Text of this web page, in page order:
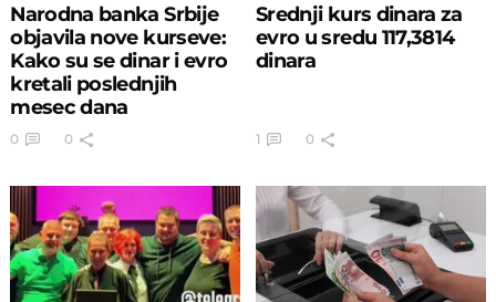
Narodna banka Srbije
objavila nove kurseve:
Kako su se dinar i evro
kretali poslednjih
mesec dana
0 0
Srednji kurs dinara za
evro u sredu 117,3814
dinara
1 0